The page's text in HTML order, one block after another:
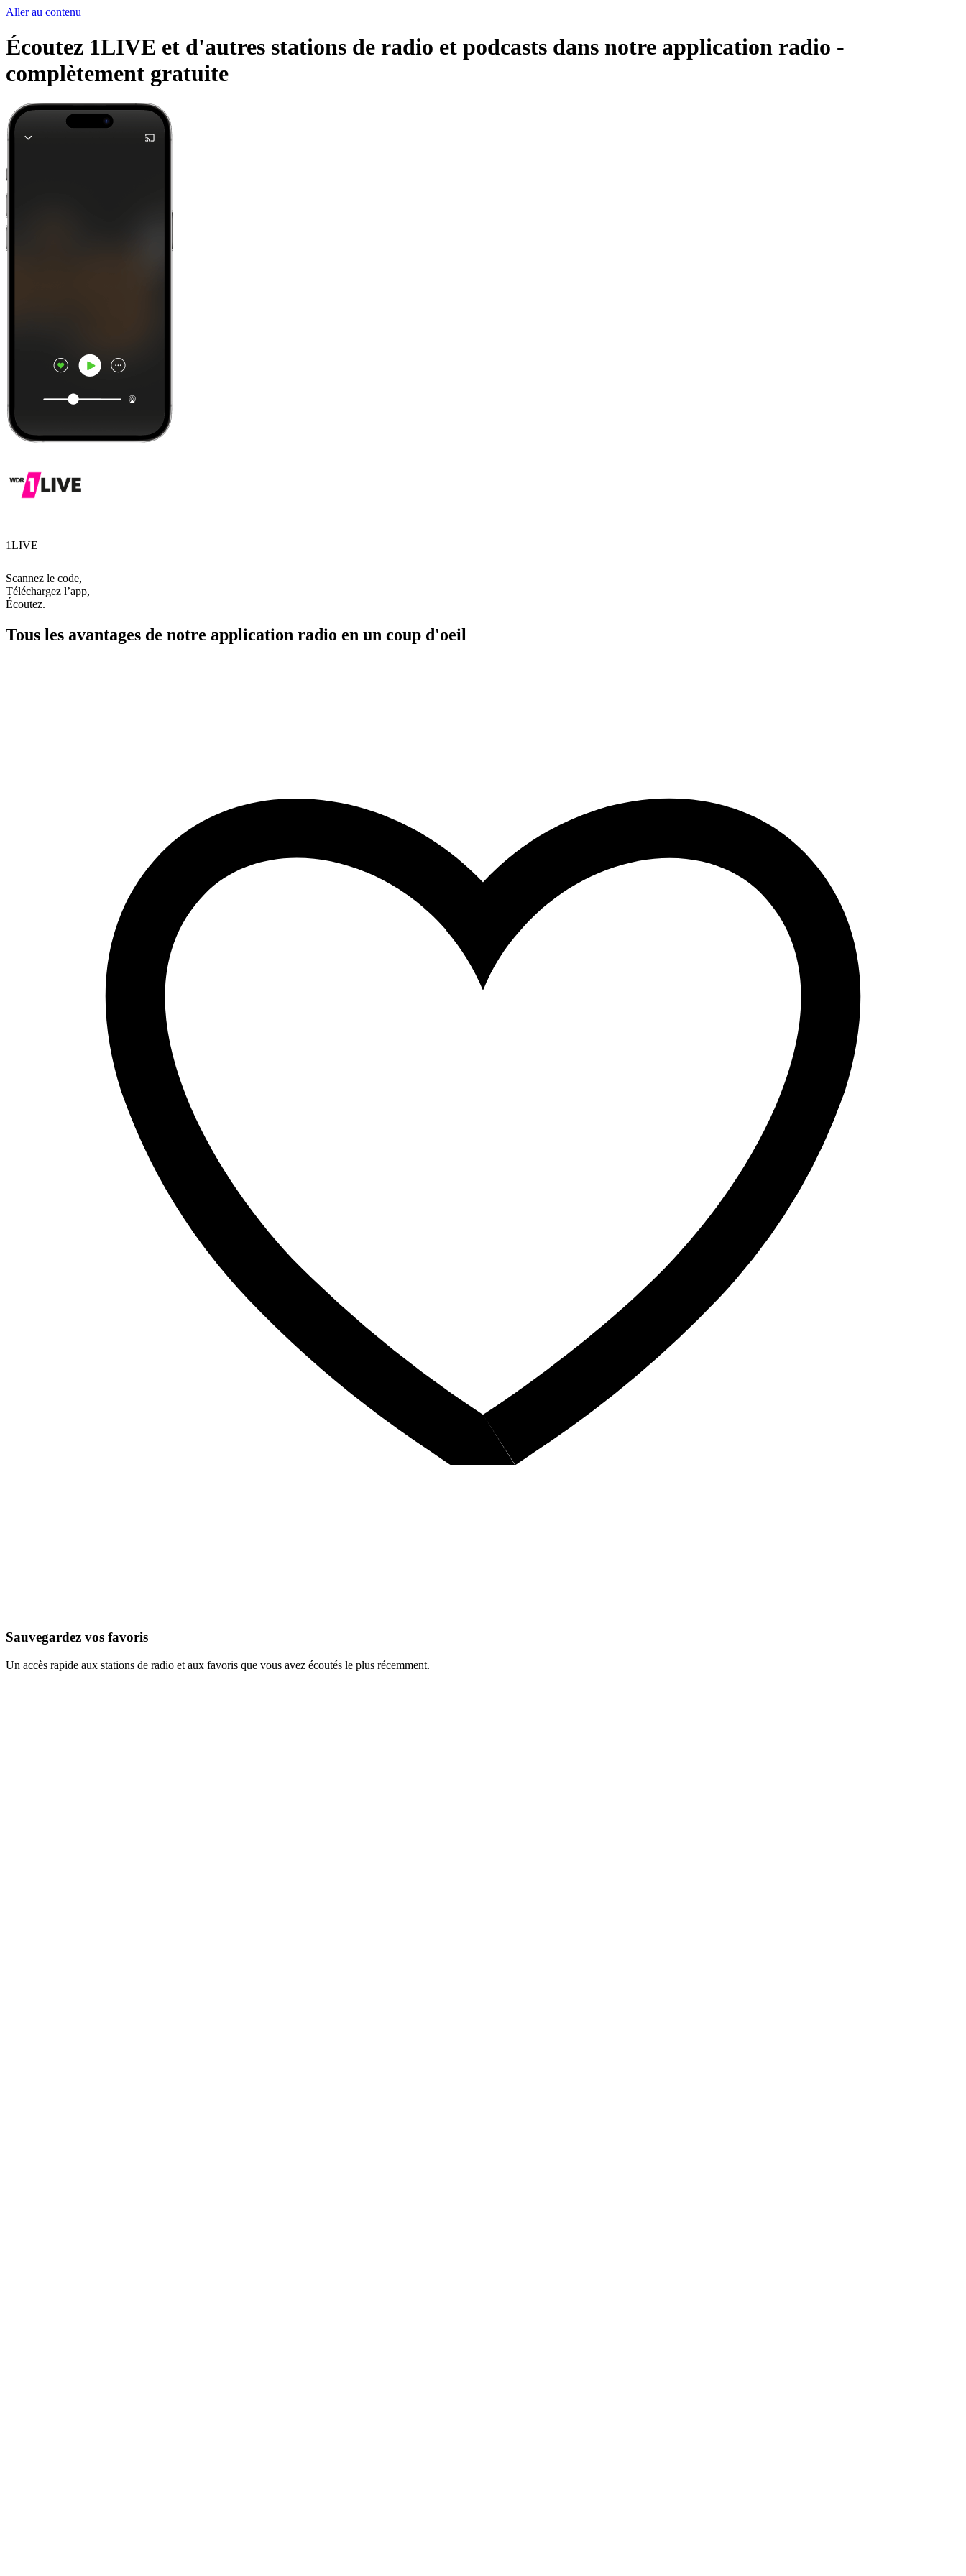
Aller au contenu
Écoutez 1LIVE et d'autres stations de radio et podcasts dans notre application radio -
complètement gratuite
1LIVE
Scannez le code,
Téléchargez l’app,
Écoutez.
Tous les avantages de notre application radio en un coup d'oeil
Sauvegardez vos favoris
Un accès rapide aux stations de radio et aux favoris que vous avez écoutés le plus récemment.